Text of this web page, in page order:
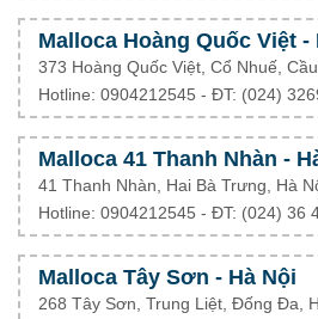
Malloca Hoàng Quốc Việt -
373 Hoàng Quốc Việt, Cổ Nhuế,
Hotline: 0904212545 - ĐT: (024)
Malloca 41 Thanh Nhàn -
41 Thanh Nhàn, Hai Bà Trưng, Hà
Hotline: 0904212545 - ĐT: (024) 36
Malloca Tây Sơn - Hà Nội
268 Tây Sơn, Trung Liệt, Đống Đa,